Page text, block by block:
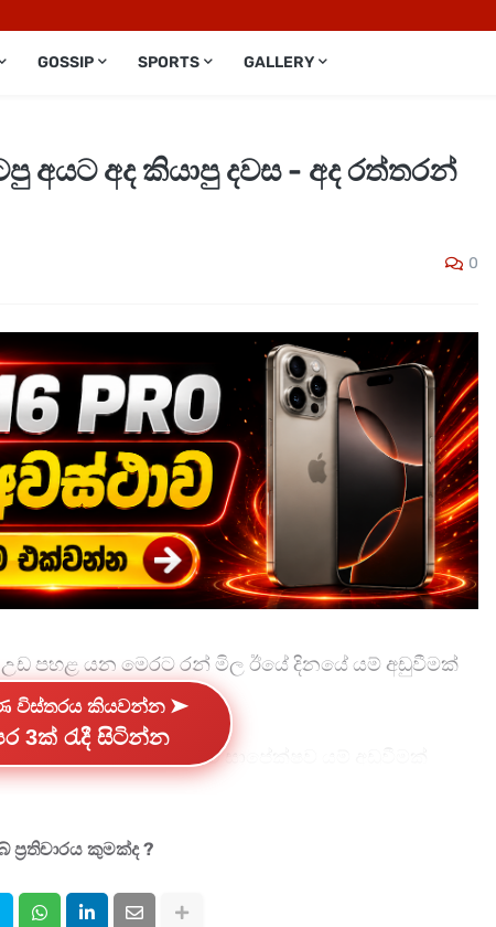
GOSSIP SPORTS GALLERY
අද කියාපු දවස - අද රත්තරන්
0
පහළ යන මෙරට රන් මිල ඊයේ දිනයේ යම් අඩුවීමක්
මිල ගණන් ද ඊයේ දිනයට සාපේක්ෂව යම් අඩුවීමක්
මිල ගණන් පහත පරිදි වේ,
විස්තරය කියවන්න ➤
3ක් රැදී සිටින්න
ප්‍රතිචාරය කුමක්ද ?